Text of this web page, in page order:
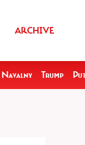
ARCHIVE
Navalny Trump